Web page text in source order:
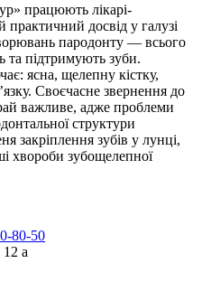
працюють лікарі-
досвід у галузі
пародонту — всього
підтримують зуби.
ясна, щелепну кістку,
Своєчасне звернення до
важливе, адже проблеми
структури
закріплення зубів у лунці,
хвороби зубощелепної
80-50
а